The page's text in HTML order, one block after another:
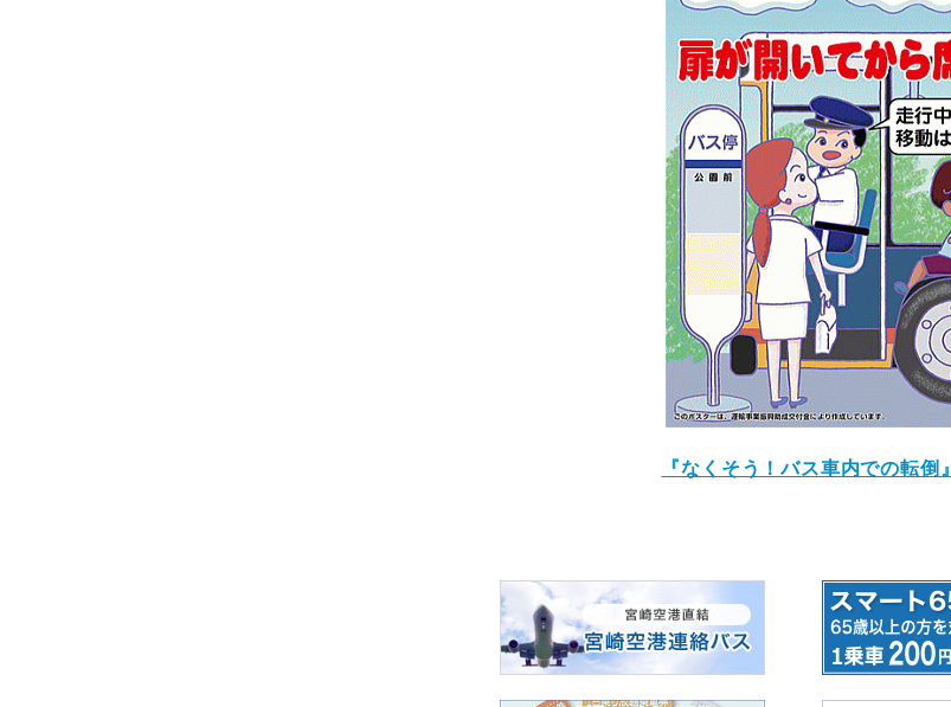
『なくそう！バス車内での転倒』